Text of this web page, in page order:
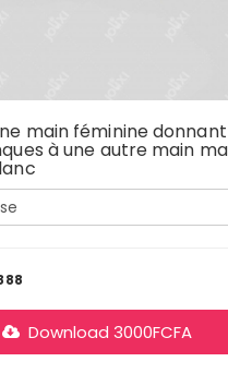
main féminine
à une autre main
Download 3000FCFA